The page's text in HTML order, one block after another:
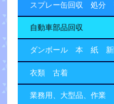
スプレー缶回収 処
自動車部品回収
ダンボール 本 紙 新
衣類 古着
業務用、大型品、作業